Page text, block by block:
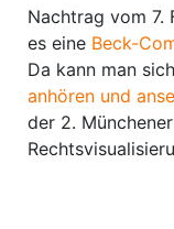
Nachtrag vom 7.
es eine Beck-
Da kann man
anhören und
der 2.